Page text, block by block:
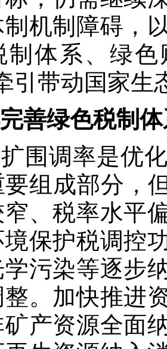
制机制障碍，
制体系、绿
引带动国家生
善绿色税制
围调率是优
组成部分，
、税率水平
境保护税调控
污染等逐步
。加快推进
产资源全面